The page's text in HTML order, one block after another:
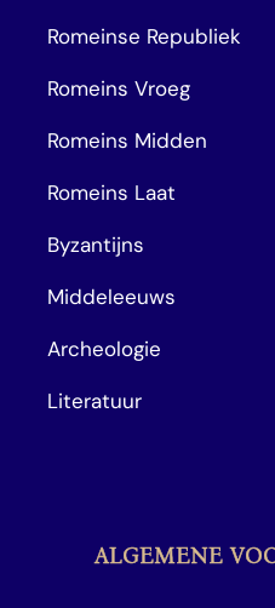
Romeinse Republiek
Romeins Vroeg
Romeins Midden
Romeins Laat
Byzantijns
Middeleeuws
Archeologie
Literatuur
ALGEMENE